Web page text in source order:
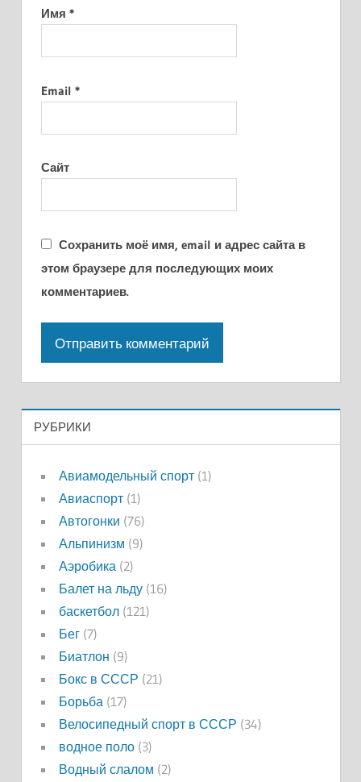
Имя *
Email *
Сайт
Сохранить моё имя, email и адрес сайта в
этом браузере для последующих моих
комментариев.
РУБРИКИ
Авиамодельный спорт(1)
Авиаспорт(1)
Автогонки (76)
Альпинизм (9)
Аэробика (2)
Балет на льду(16)
баскетбол(121)
Бег(7)
Биатлон (9)
Бокс в СССР (21)
Борьба (17)
Велосипедный спорт в СССР (34)
водное поло(3)
Водный слалом (2)